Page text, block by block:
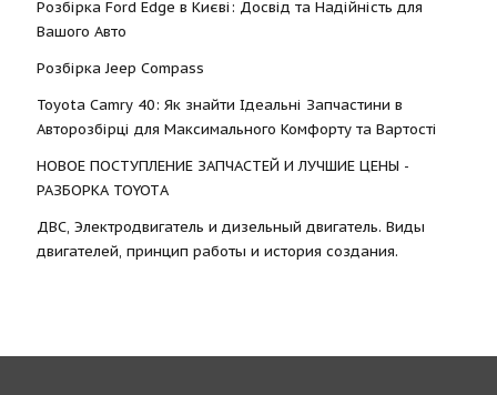
Розбірка Ford Edge в Києві: Досвід та Надійність для
Вашого Авто
Розбірка Jeep Compass
Toyota Camry 40: Як знайти Ідеальні Запчастини в
Авторозбірці для Максимального Комфорту та Вартості
НОВОЕ ПОСТУПЛЕНИЕ ЗАПЧАСТЕЙ И ЛУЧШИЕ ЦЕНЫ -
РАЗБОРКА TOYOTА
ДВС, Электродвигатель и дизельный двигатель. Виды
двигателей, принцип работы и история создания.